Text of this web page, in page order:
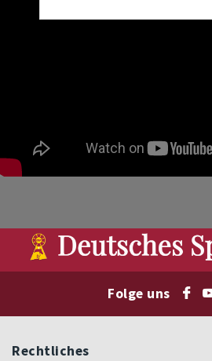
Folge uns
Rechtliches